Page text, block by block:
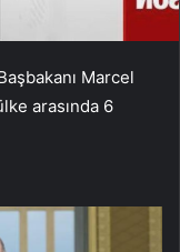
Marcel
arasında 6